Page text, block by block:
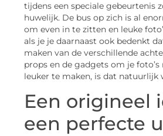
tijdens een speciale gebeurtenis
huwelijk. De bus op zich is al
om even in te zitten en leuke
als je je daarnaast ook bedenkt
maken van de verschillende
props en de gadgets om je
leuker te maken, is dat natuurlijk
Een origineel
een perfecte